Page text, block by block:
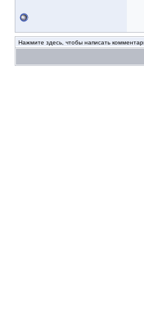
Нажмите здесь, чтобы написать